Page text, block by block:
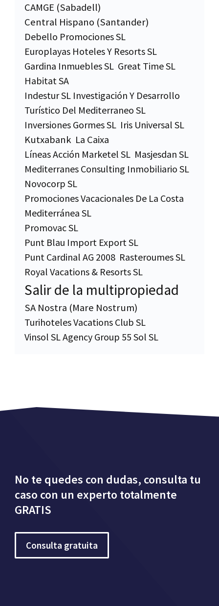
CAMGE (Sabadell)
Central Hispano (Santander)
Debello Promociones SL
Europlayas Hoteles Y Resorts SL
Gardina Inmuebles SL Great Time SL
Habitat SA
Indestur SL Investigación Y Desarrollo
Turístico Del Mediterraneo SL
Inversiones Gormes SL Iris Universal SL
Kutxabank La Caixa
Líneas Acción Marketel SL Masjesdan SL
Mediterranes Consulting Inmobiliario SL
Novocorp SL
Promociones Vacacionales De La Costa
Mediterránea SL
Promovac SL
Punt Blau Import Export SL
Punt Cardinal AG 2008 Rasteroumes SL
Royal Vacations & Resorts SL
Salir de la multipropiedad
SA Nostra (Mare Nostrum)
Turihoteles Vacations Club SL
Vinsol SL Agency Group 55 Sol SL
No te quedes con dudas, consulta tu
caso con un experto totalmente
GRATIS
Consulta gratuita